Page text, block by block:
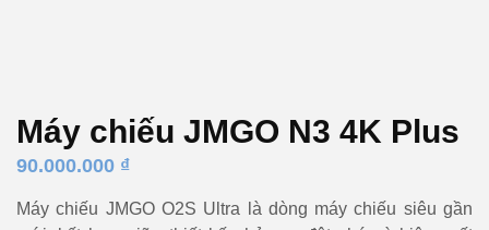
Máy chiếu JMGO N3 4K Plus
90.000.000 ₫
Máy chiếu JMGO O2S Ultra là dòng máy chiếu siêu gần